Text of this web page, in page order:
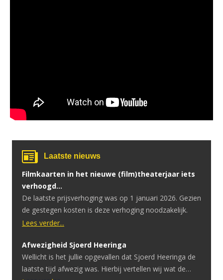
Laatste nieuws
Filmkaarten in het nieuwe (film)theaterjaar iets
verhoogd…
De laatste prijsverhoging was op 1 januari 2026. Gezien
de gestegen kosten is deze verhoging noodzakelijk.
Lees verder...
Afwezigheid Sjoerd Heeringa
Wellicht is het jullie opgevallen dat Sjoerd Heeringa de
laatste tijd afwezig was. Hierbij vertellen wij wat de